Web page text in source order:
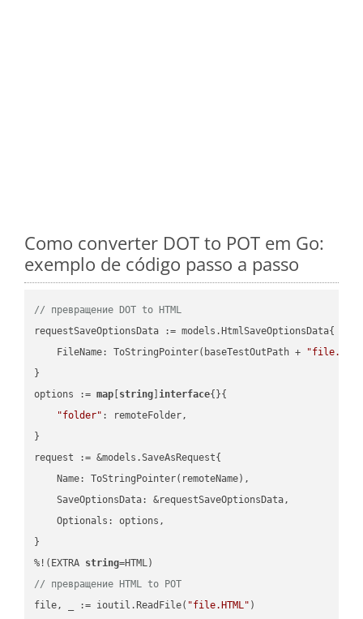
Como converter DOT to POT em Go:
exemplo de código passo a passo
// превращение DOT to HTML
requestSaveOptionsData := models.HtmlSaveOptionsData{
    FileName: ToStringPointer(baseTestOutPath +
"file.DOT"
}
options := map string ]interface{}{
"folder" : remoteFolder,
}
request := &models.SaveAsRequest{
    Name: ToStringPointer(remoteName),
    SaveOptionsData: &requestSaveOptionsData,
    Optionals: options,
}
%!(EXTRA string
// превращение HTML to POT
file, _ := ioutil.ReadFile( "file.HTML" )